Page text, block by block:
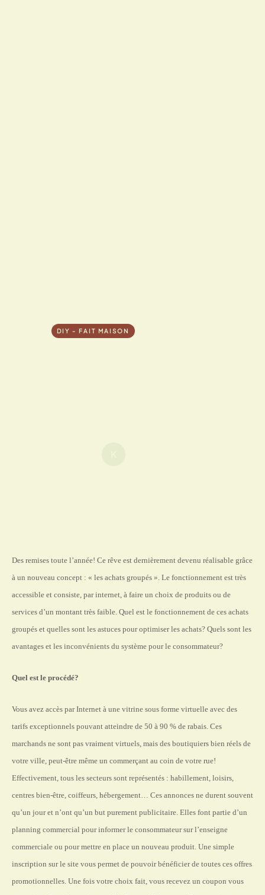
DIY - FAIT MAISON
Des remises toute l’année! Ce rêve est dernièrement devenu réalisable grâce
à un nouveau concept : « les achats groupés ». Le fonctionnement est très
accessible et consiste, par internet, à faire un choix de produits ou de
services d’un montant très faible. Quel est le fonctionnement de ces achats
groupés et quelles sont les astuces pour optimiser les achats? Quels sont les
avantages et les inconvénients du système pour le consommateur?
Quel est le procédé?
Vous avez accès par Internet à une vitrine sous forme virtuelle avec des
tarifs exceptionnels pouvant atteindre de 50 à 90 % de rabais. Ces
marchands ne sont pas vraiment virtuels, mais des boutiquiers bien réels de
votre ville, peut-être même un commerçant au coin de votre rue!
Effectivement, tous les secteurs sont représentés : habillement, loisirs,
centres bien-être, coiffeurs, hébergement… Ces annonces ne durent souvent
qu’un jour et n’ont qu’un but purement publicitaire. Elles font partie d’un
planning commercial pour informer le consommateur sur l’enseigne
commerciale ou pour mettre en place un nouveau produit. Une simple
inscription sur le site vous permet de pouvoir bénéficier de toutes ces offres
promotionnelles. Une fois votre choix fait, vous recevez un coupon vous